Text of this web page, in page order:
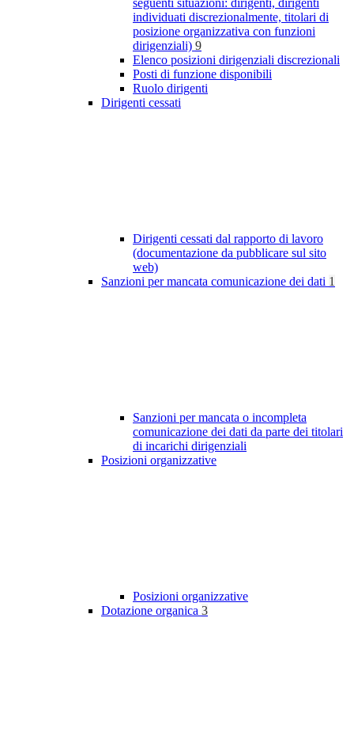
seguenti situazioni: dirigenti, dirigenti
individuati discrezionalmente, titolari di
posizione organizzativa con funzioni
dirigenziali) 9
Elenco posizioni dirigenziali discrezionali
Posti di funzione disponibili
Ruolo dirigenti
Dirigenti cessati
Dirigenti cessati dal rapporto di lavoro
(documentazione da pubblicare sul sito
web)
Sanzioni per mancata comunicazione dei dati 1
Sanzioni per mancata o incompleta
comunicazione dei dati da parte dei titolari
di incarichi dirigenziali
Posizioni organizzative
Posizioni organizzative
Dotazione organica 3